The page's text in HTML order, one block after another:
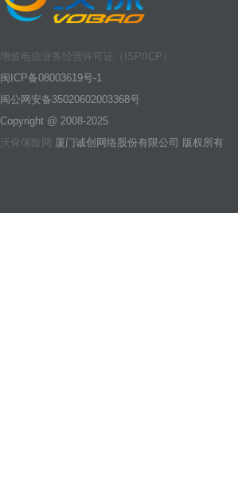
增值电信业务经营许可证（ISP/ICP）
闽ICP备08003619号-1
闽公网安备35020602003368号
Copyright @ 2008-2025
沃保保险网 厦门诚创网络股份有限公司 版权所有